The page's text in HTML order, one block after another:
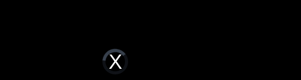
Video
Player
loading.